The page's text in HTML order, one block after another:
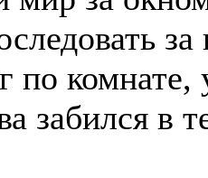
по комнате,
забился